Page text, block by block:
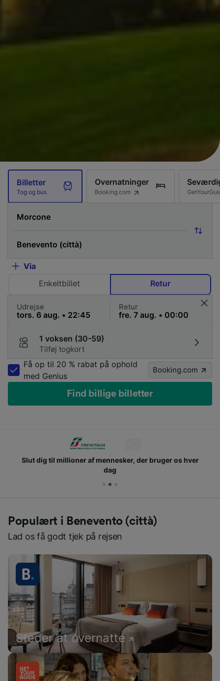
Billetter
Tog og bus
Overnatninger
Booking.com
Via
Enkeltbillet
Retur
Udrejse Retur
1 voksen (30-59)
Tilføj togkort
Få op til 20 % rabat på ophold
med Genius
Booking.com
Find billige billetter
Slut dig til millioner af mennesker, der bruger os hver
dag
Populært i Benevento (città)
Lad os få godt tjek på rejsen
Steder at overnatte